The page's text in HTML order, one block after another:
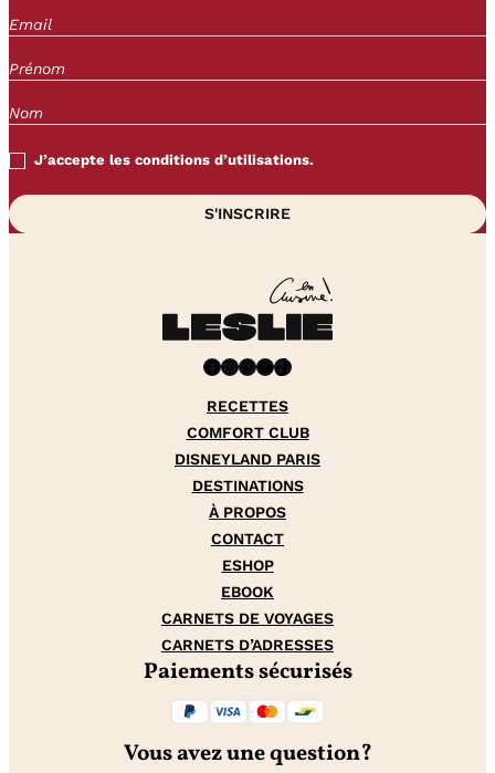
J’accepte les conditions d’utilisations.
Facebook InstagramPinterest YouTube TikTok
RECETTES
COMFORT CLUB
DISNEYLAND PARIS
DESTINATIONS
À PROPOS
CONTACT
ESHOP
EBOOK
CARNETS DE VOYAGES
CARNETS D’ADRESSES
Paiements sécurisés
Vous avez une question?